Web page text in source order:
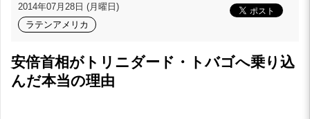
2014年07月28日 (月曜日)
ラテンアメリカ
安倍首相がトリニダード・トバゴへ乗り込
んだ本当の理由